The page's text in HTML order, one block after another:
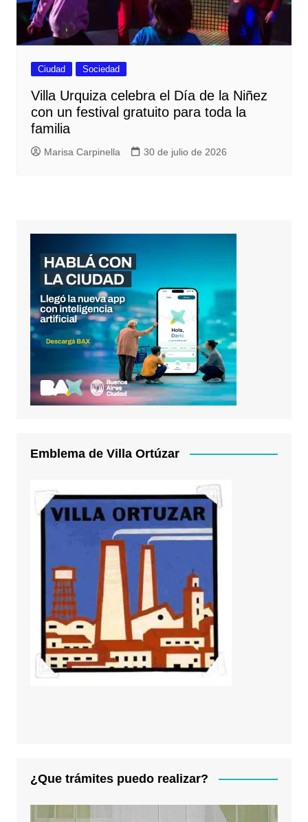
Ciudad Sociedad
Villa Urquiza celebra el Día de la Niñez
con un festival gratuito para toda la
familia
Marisa Carpinella 30 de julio de 2026
Emblema de Villa Ortúzar
¿Que trámites puedo realizar?